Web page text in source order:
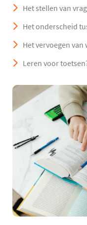
Het stellen van
Het onderscheid
Het vervoegen
Leren voor